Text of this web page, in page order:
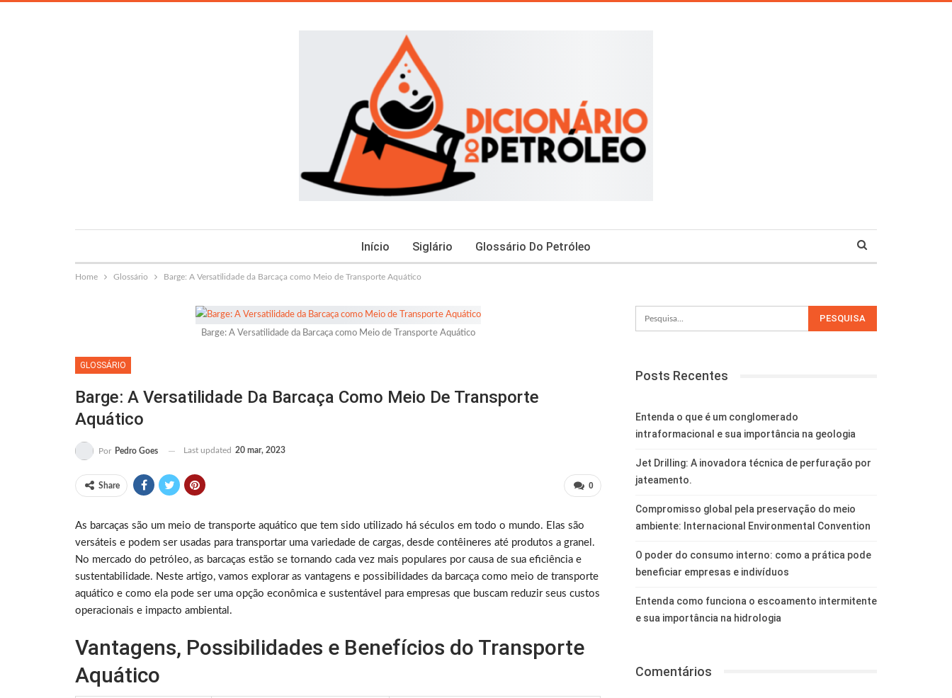
Início Siglário Glossário Do Petróleo
Home Glossário Barge: A Versatilidade da Barcaça como Meio de Transporte Aquático
Barge: A Versatilidade da Barcaça como Meio de Transporte Aquático
GLOSSÁRIO
Barge: A Versatilidade Da Barcaça Como Meio De Transporte
Aquático
Por Pedro Goes Last updated 20 mar, 2023
0
Share
As barcaças são um meio de transporte aquático que tem sido utilizado há séculos em todo o mundo. Elas são
versáteis e podem ser usadas para transportar uma variedade de cargas, desde contêineres até produtos a granel.
No mercado do petróleo, as barcaças estão se tornando cada vez mais populares por causa de sua eficiência e
sustentabilidade. Neste artigo, vamos explorar as vantagens e possibilidades da barcaça como meio de transporte
aquático e como ela pode ser uma opção econômica e sustentável para empresas que buscam reduzir seus custos
operacionais e impacto ambiental.
Vantagens, Possibilidades e Benefícios do Transporte
Aquático
Posts Recentes
Entenda o que é um conglomerado
intraformacional e sua importância na geologia
Jet Drilling: A inovadora técnica de perfuração por
jateamento.
Compromisso global pela preservação do meio
ambiente: Internacional Environmental Convention
O poder do consumo interno: como a prática pode
beneficiar empresas e indivíduos
Entenda como funciona o escoamento intermitente
e sua importância na hidrologia
Comentários